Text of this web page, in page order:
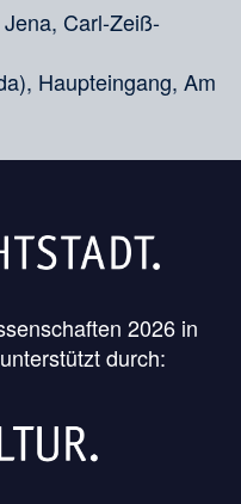
Carl-Zeiß-
Haupteingang, Am
2026 in
durch: